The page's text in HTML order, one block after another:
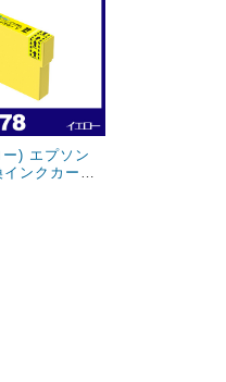
) エプソン
ンクカート